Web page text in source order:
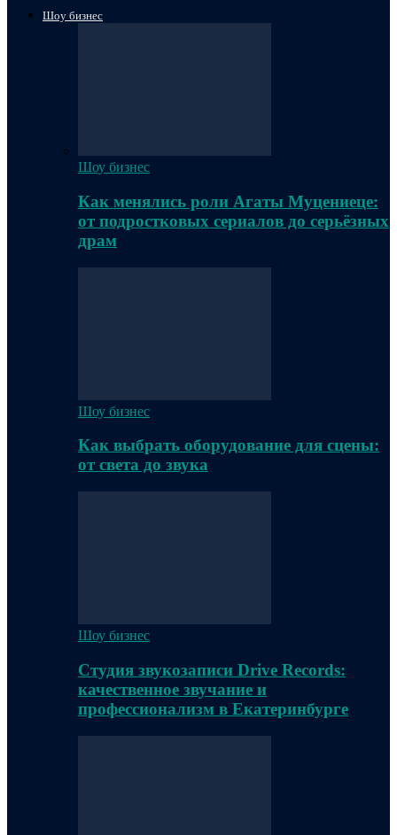
Шоу бизнес
Шоу бизнес
Как менялись роли Агаты Муцениеце:
от подростковых сериалов до серьёзных
драм
Шоу бизнес
Как выбрать оборудование для сцены:
от света до звука
Шоу бизнес
Студия звукозаписи Drive Records:
качественное звучание и
профессионализм в Екатеринбурге